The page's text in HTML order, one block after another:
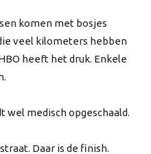
komen met bosjes
veel kilometers hebben
heeft het druk. Enkele
wel medisch opgeschaald.
Daar is de finish.